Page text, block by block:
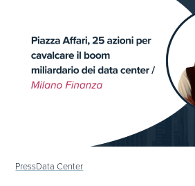
PressData Center